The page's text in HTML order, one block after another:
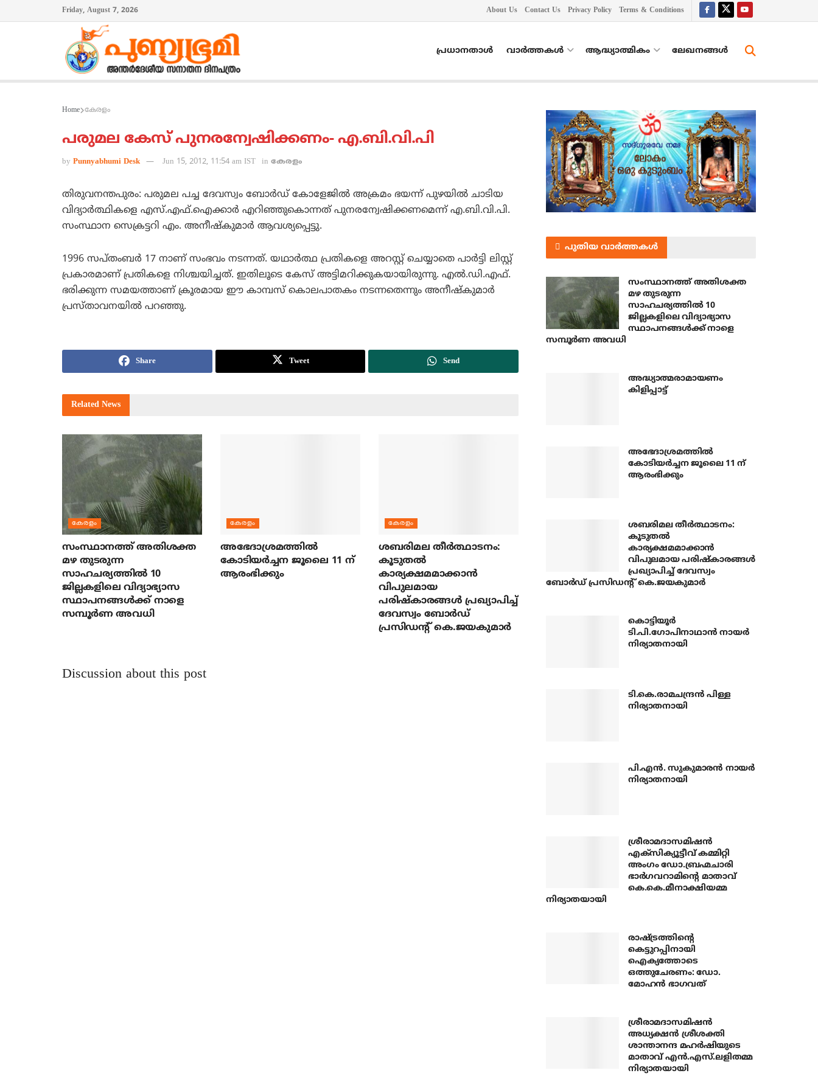
Friday, August 7, 2026 About Us Contact Us Privacy Policy Terms & Conditions
പ്രധാനതാൾ വാർത്തകൾ ആദ്ധ്യാത്മികം ലേഖനങ്ങള്‍
Home കേരളം
പരുമല കേസ് പുനരന്വേഷിക്കണം- എ.ബി.വി.പി
by Punnyabhumi Desk Jun 15, 2012, 11:54 am IST in കേരളം
തിരുവനന്തപുരം: പരുമല പച്ച ദേവസ്വം ബോര്‍ഡ് കോളേജില്‍ അക്രമം ഭയന്ന് പുഴയില്‍ ചാടിയ
വിദ്യാര്‍ത്ഥികളെ എസ്.എഫ്.ഐക്കാര്‍ എറിഞ്ഞുകൊന്നത് പുനരന്വേഷിക്കണമെന്ന് എ.ബി.വി.പി.
സംസ്ഥാന സെക്രട്ടറി എം. അനീഷ്‌കുമാര്‍ ആവശ്യപ്പെട്ടു.
1996 സപ്തംബര്‍ 17 നാണ് സംഭവം നടന്നത്. യഥാര്‍ത്ഥ പ്രതികളെ അറസ്റ്റ് ചെയ്യാതെ പാര്‍ട്ടി ലിസ്റ്റ്
പ്രകാരമാണ് പ്രതികളെ നിശ്ചയിച്ചത്. ഇതിലൂടെ കേസ് അട്ടിമറിക്കുകയായിരുന്നു. എല്‍.ഡി.എഫ്.
ഭരിക്കുന്ന സമയത്താണ് ക്രൂരമായ ഈ കാമ്പസ് കൊലപാതകം നടന്നതെന്നും അനീഷ്‌കുമാര്‍
പ്രസ്താവനയില്‍ പറഞ്ഞു.
Share Tweet Send
Related News
കേരളം
സംസ്ഥാനത്ത് അതിശക്ത
മഴ തുടരുന്ന
സാഹചര്യത്തിൽ 10
ജില്ലകളിലെ വിദ്യാഭ്യാസ
സ്ഥാപനങ്ങൾക്ക് നാളെ
സമ്പൂർണ അവധി
കേരളം
അഭേദാശ്രമത്തില്‍
കോടിയര്‍ച്ചന ജൂലൈ 11 ന്
ആരംഭിക്കും
കേരളം
ശബരിമല തീര്‍ത്ഥാടനം:
കൂടുതല്‍
കാര്യക്ഷമമാക്കാന്‍
വിപുലമായ
പരിഷ്‌കാരങ്ങള്‍ പ്രഖ്യാപിച്ച്
ദേവസ്വം ബോര്‍ഡ്
പ്രസിഡന്റ് കെ.ജയകുമാര്‍
Discussion about this post
പുതിയ വാർത്തകൾ
സംസ്ഥാനത്ത് അതിശക്ത
മഴ തുടരുന്ന
സാഹചര്യത്തിൽ 10
ജില്ലകളിലെ വിദ്യാഭ്യാസ
സ്ഥാപനങ്ങൾക്ക് നാളെ
സമ്പൂർണ അവധി
അദ്ധ്യാത്മരാമായണം
കിളിപ്പാട്ട്
അഭേദാശ്രമത്തില്‍
കോടിയര്‍ച്ചന ജൂലൈ 11 ന്
ആരംഭിക്കും
ശബരിമല തീര്‍ത്ഥാടനം:
കൂടുതല്‍
കാര്യക്ഷമമാക്കാന്‍
വിപുലമായ പരിഷ്‌കാരങ്ങള്‍
പ്രഖ്യാപിച്ച് ദേവസ്വം
ബോര്‍ഡ് പ്രസിഡന്റ് കെ.ജയകുമാര്‍
കൊട്ടിയൂര്‍
ടി.പി.ഗോപിനാഥാന്‍ നായര്‍
നിര്യാതനായി
ടി.കെ.രാമചന്ദ്രന്‍ പിള്ള
നിര്യാതനായി
പി.എന്‍. സുകുമാരന്‍ നായര്‍
നിര്യാതനായി
ശ്രീരാമദാസമിഷന്‍
എക്‌സിക്യൂട്ടീവ് കമ്മിറ്റി
അംഗം ഡോ.ബ്രഹ്മചാരി
ഭാര്‍ഗവറാമിന്റെ മാതാവ്
കെ.കെ.മീനാക്ഷിയമ്മ
നിര്യാതയായി
രാഷ്ട്രത്തിന്റെ
കെട്ടുറപ്പിനായി
ഐക്യത്തോടെ
ഒത്തുചേരണം: ഡോ.
മോഹന്‍ ഭാഗവത്
ശ്രീരാമദാസമിഷന്‍
അധ്യക്ഷന്‍ ശ്രീശക്തി
ശാന്താനന്ദ മഹര്‍ഷിയുടെ
മാതാവ് എന്‍.എസ്.ലളിതമ്മ
നിര്യാതയായി